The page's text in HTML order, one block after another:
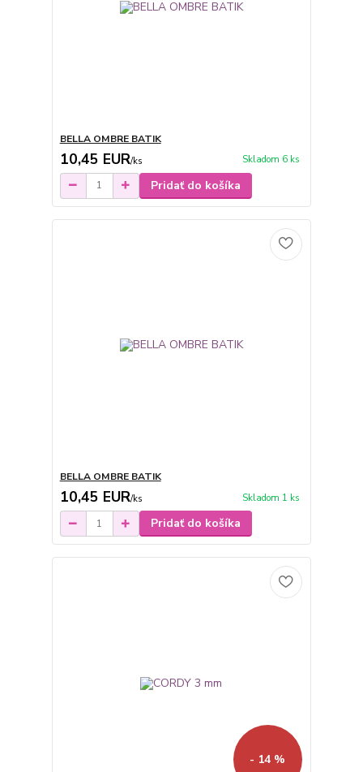
BELLA OMBRE BATIK
10,45 EUR/ks Skladom 6 ks
Pridať do košíka
BELLA OMBRE BATIK
10,45 EUR/ks Skladom 1 ks
Pridať do košíka
- 14 %